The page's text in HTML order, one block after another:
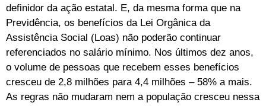
definidor da ação estatal. E, da mesma forma que na
Previdência, os benefícios da Lei Orgânica da
Assistência Social (Loas) não poderão continuar
referenciados no salário mínimo. Nos últimos dez anos,
o volume de pessoas que recebem esses benefícios
cresceu de 2,8 milhões para 4,4 milhões – 58% a mais.
As regras não mudaram nem a população cresceu nessa